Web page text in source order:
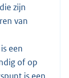
zijn
van
een
of op